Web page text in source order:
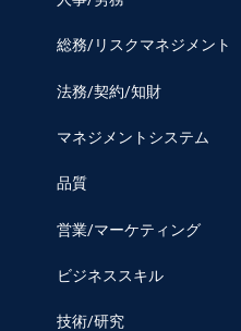
総務/リスクマネジメント
法務/契約/知財
マネジメントシステム
品質
営業/マーケティング
ビジネススキル
技術/研究